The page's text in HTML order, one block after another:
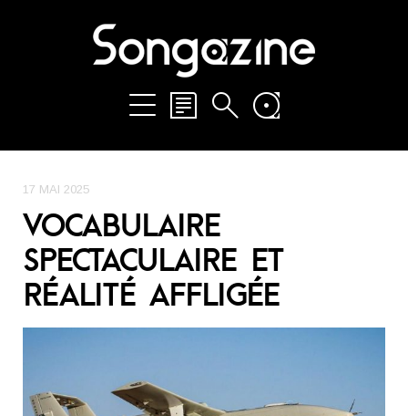
17 MAI 2025
VOCABULAIRE
SPECTACULAIRE ET
RÉALITÉ AFFLIGÉE